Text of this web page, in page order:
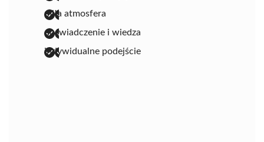
miła atmosfera
doświadczenie i wiedza
indywidualne podejście